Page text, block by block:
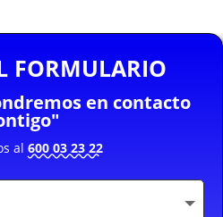
FORMULARIO
en contacto
al 600 03 23 22